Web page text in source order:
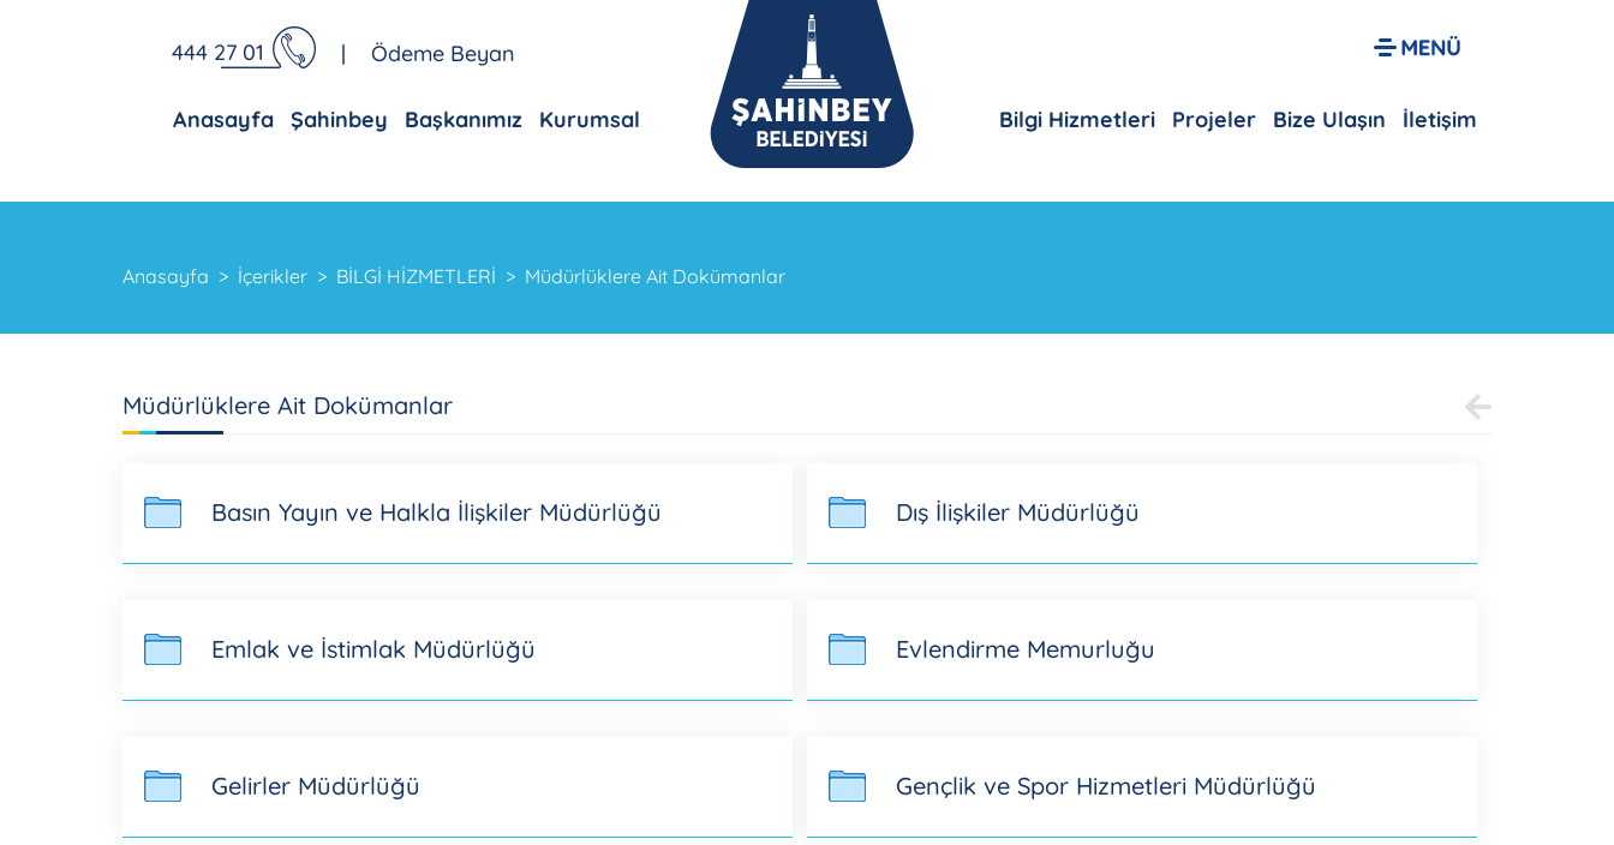
444 27 01 | Ödeme Beyan
Anasayfa Şahinbey Başkanımız Kurumsal Bilgi Hizmetleri Projeler Bize Ulaşın İletişim
Anasayfa İçerikler BİLGİ HİZMETLERİ Müdürlüklere Ait Dokümanlar
Müdürlüklere Ait Dokümanlar
Basın Yayın ve Halkla İlişkiler Müdürlüğü Dış İlişkiler Müdürlüğü
Emlak ve İstimlak Müdürlüğü Evlendirme Memurluğu
Gelirler Müdürlüğü Gençlik ve Spor Hizmetleri Müdürlüğü